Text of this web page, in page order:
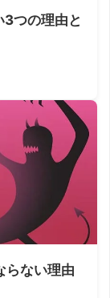
3つの理由と
らない理由